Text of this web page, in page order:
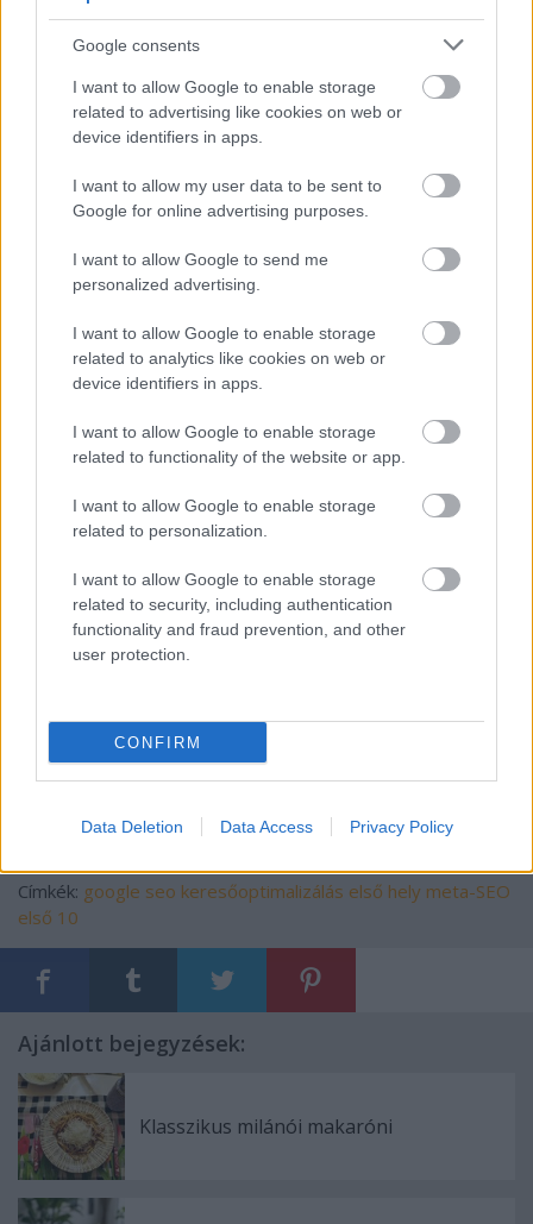
Google consents
I want to allow Google to enable storage
related to advertising like cookies on web or
device identifiers in apps.
I want to allow my user data to be sent to
Google for online advertising purposes.
I want to allow Google to send me
personalized advertising.
I want to allow Google to enable storage
related to analytics like cookies on web or
device identifiers in apps.
I want to allow Google to enable storage
related to functionality of the website or app.
I want to allow Google to enable storage
related to personalization.
I want to allow Google to enable storage
related to security, including authentication
functionality and fraud prevention, and other
user protection.
CONFIRM
Data Deletion Data Access Privacy Policy
A témához kapcsolódóan és nem titkoltan azzal a
céllal, hogy az adott kifejezésekkel maguk is top10-
es pozíciót nyerjenek, készítettem ezt a két oldalt.
Már el is indultak felfelé a lejtőn... De az ugrás még
weboldal Google 1. helyre juttatása, top10-be
keresőoptimalizálás.kárpátalja.net aldomain
alá készült
keresőoptimalizálással- ez pedig az
ungparty.net alatt fut, érdekessége, hogy a
valaha létezett főoldali blogból mentettem át
annak megszűnte után statikus weboldallá,
majd amikor újra wordpresst raktam a domain
alá, visszacsináltam. jól szerepel a találati listán
Weboptimalizálás: Első 10 a Google találati
listán - Seo- a nemrégiben beüzemelt
Témakör: meta-SEO: amikor magukat a
keresőoptimalizálásról szóló honlapokat SEÓzom.
Hogy legyek első a Google-ban -
Googleoptimalizálás
Címkék: google seo keresőoptimalizálás első hely meta-SEO
első 10
Ajánlott bejegyzések:
Klasszikus milánói makaróni